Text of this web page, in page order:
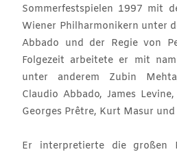
Sommerfestspielen 1997 mit
Wiener Philharmonikern unter
Abbado und der Regie von
Folgezeit arbeitete er mit
unter anderem Zubin
Claudio Abbado, James
Georges Prêtre, Kurt Masur
Er interpretierte die großen